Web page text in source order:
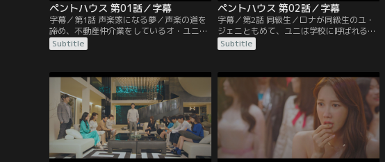
ペントハウス 第01話／字幕
字幕／第1話 声楽家になる夢／声楽の道を
諦め、不動産仲介業をしているオ・ユニ
は、わがままな客に手を焼く毎日。物件を
案内したチョ議員にも手数料の支払いを渋
ナも声楽家を志しているが、それを知った
ユニは…。
Subtitle
ペントハウス 第02話／字幕
字幕／第2話 同級生／ロナが同級生のユ・
ジェニともめて、ユニは学校に呼ばれる。
ジェニの母親のカン・マリから責められた
ユニは、自分から声楽の夢を奪ったチョ
ラパレスの子供たちに家庭教師をつける。
Subtitle